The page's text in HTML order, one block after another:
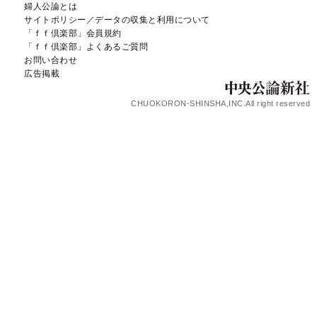
婦人公論とは
サイトポリシー／データの収集と利用について
「ｆｆ倶楽部」会員規約
「ｆｆ倶楽部」よくあるご質問
お問い合わせ
広告掲載
CHUOKORON-SHINSHA,INC.All right reserved